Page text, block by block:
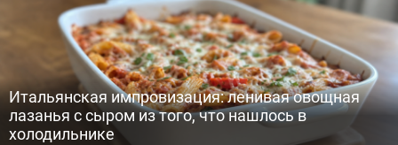
Итальянская импровизация: ленивая овощная
лазанья с сыром из того, что нашлось в
холодильнике